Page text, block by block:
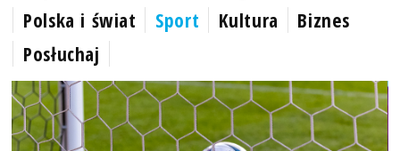
Polska i świat
Sport Kultura
Biznes
Posłuchaj